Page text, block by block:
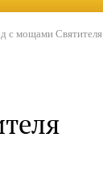
с мощами Святителя